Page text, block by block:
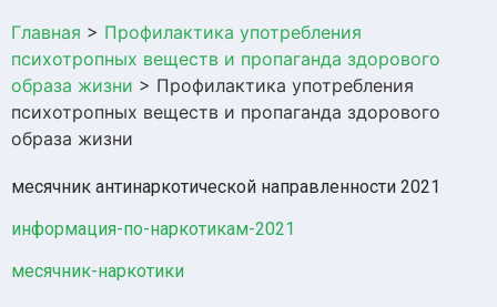
Главная > Профилактика употребления
психотропных веществ и пропаганда здорового
образа жизни > Профилактика употребления
психотропных веществ и пропаганда здорового
образа жизни
месячник антинаркотической направленности 2021
информация-по-наркотикам-2021
месячник-наркотики